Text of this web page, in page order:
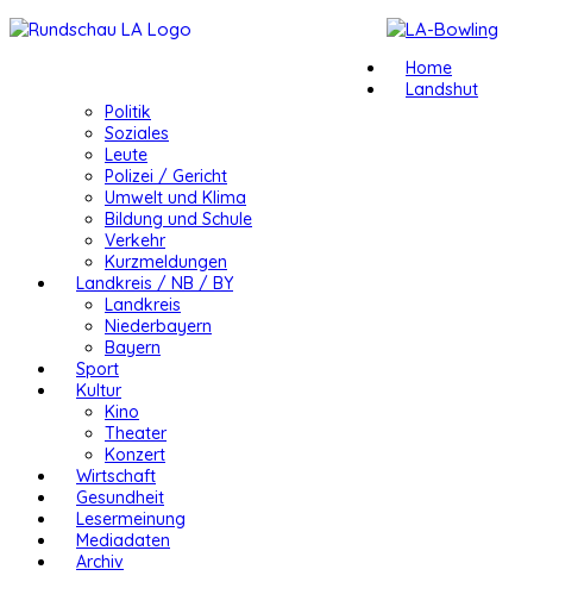
Home
Landshut
Politik
Soziales
Leute
Polizei / Gericht
Umwelt und Klima
Bildung und Schule
Verkehr
Kurzmeldungen
Landkreis / NB / BY
Landkreis
Niederbayern
Bayern
Sport
Kultur
Kino
Theater
Konzert
Wirtschaft
Gesundheit
Lesermeinung
Mediadaten
Archiv